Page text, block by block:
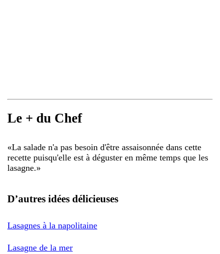
Le + du Chef
«La salade n'a pas besoin d'être assaisonnée dans cette
recette puisqu'elle est à déguster en même temps que les
lasagne.»
D’autres idées délicieuses
Lasagnes à la napolitaine
Lasagne de la mer